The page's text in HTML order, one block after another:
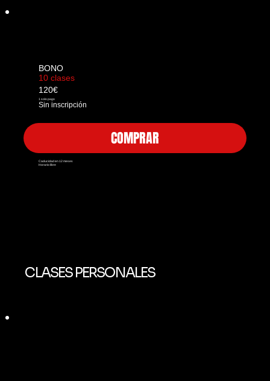
BONO
10 clases
120€
1 solo pago
Sin inscripción
COMPRAR
Caducidad en 12 meses
Horario libre
CLASES PERSONALES